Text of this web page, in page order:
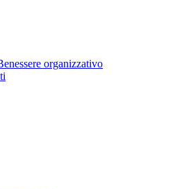
organizzativo